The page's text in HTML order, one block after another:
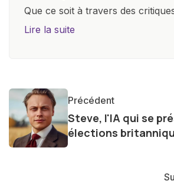
Que ce soit à travers des
des guides d'achat ou des
lumière les aspects pratiques de
innovations. Mon travail consiste
partager des réflexions sur
technologie sur notre vie
Lire la suite
Précédent
Steve, l'IA qui se
élections